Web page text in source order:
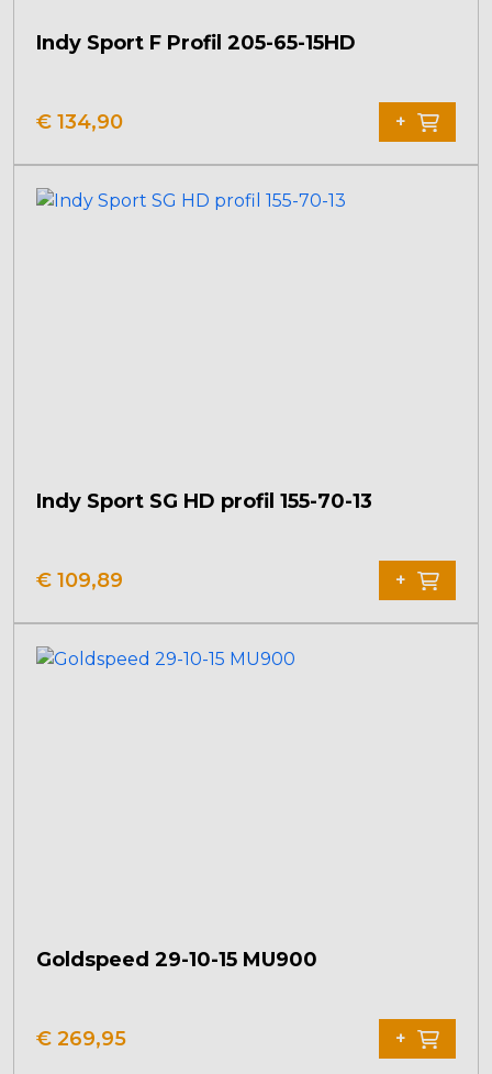
Indy Sport F Profil 205-65-15HD
€ 134,90 +
heeft
Deze
Indy Sport SG HD profil 155-70-13
€ 109,89 +
Goldspeed 29-10-15 MU900
€ 269,95 +